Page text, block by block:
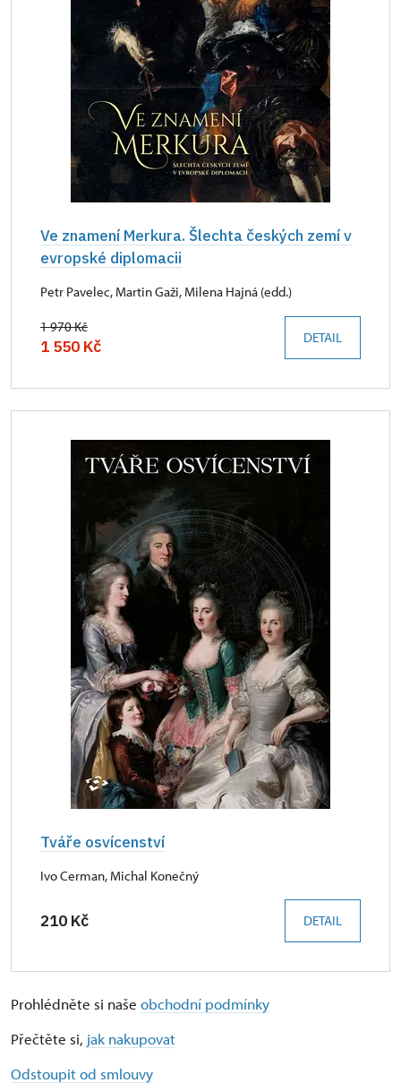
Ve znamení Merkura. Šlechta českých zemí v
evropské diplomacii
Petr Pavelec, Martin Gaži, Milena Hajná (edd.)
1 970 Kč
1 550 Kč DETAIL
Tváře osvícenství
Ivo Cerman, Michal Konečný
210 Kč DETAIL
Prohlédněte si naše obchodní podmínky
Přečtěte si, jak nakupovat
Odstoupit od smlouvy